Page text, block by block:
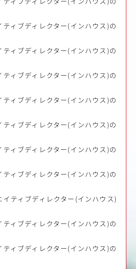
ィブディレクター(インハウス)の
ィブディレクター(インハウス)の
ィブディレクター(インハウス)の
ィブディレクター(インハウス)の
ィブディレクター(インハウス)の
ィブディレクター(インハウス)の
ィブディレクター(インハウス)の
ティブディレクター(インハウス)
ィブディレクター(インハウス)の
ィブディレクター(インハウス)の